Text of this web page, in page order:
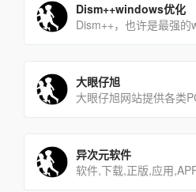
Dism++windows优化
Dism++，也许是最强的
大眼仔旭
异次元软件